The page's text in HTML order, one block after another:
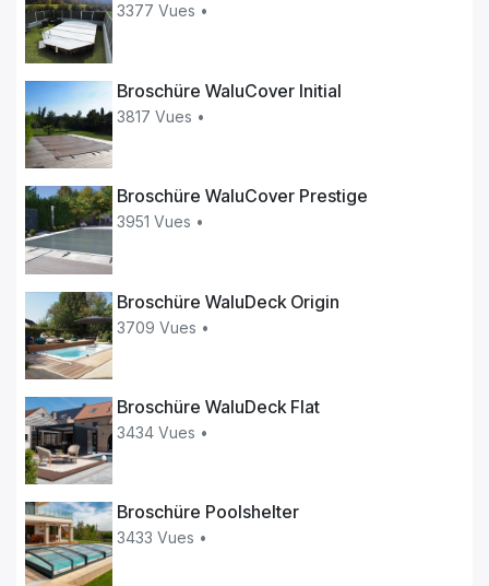
3377 Vues •
Broschüre WaluCover Initial
3817 Vues •
Broschüre WaluCover Prestige
3951 Vues •
Broschüre WaluDeck Origin
3709 Vues •
Broschüre WaluDeck Flat
3434 Vues •
Broschüre Poolshelter
3433 Vues •